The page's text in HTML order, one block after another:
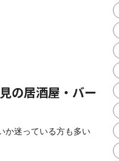
の居酒屋・バー
か迷っている方も多い